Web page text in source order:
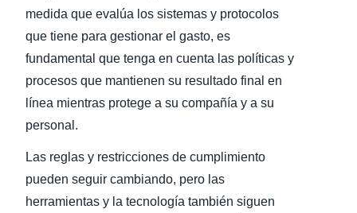
Norway (English)
medida que evalúa los sistemas y protocolos
que tiene para gestionar el gasto, es
fundamental que tenga en cuenta las políticas y
procesos que mantienen su resultado final en
línea mientras protege a su compañía y a su
personal.
Las reglas y restricciones de cumplimiento
pueden seguir cambiando, pero las
herramientas y la tecnología también siguen